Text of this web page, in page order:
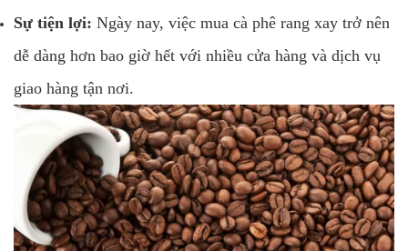
Sự tiện lợi: Ngày nay, việc mua cà phê rang xay trở nên
dễ dàng hơn bao giờ hết với nhiều cửa hàng và dịch vụ
giao hàng tận nơi.